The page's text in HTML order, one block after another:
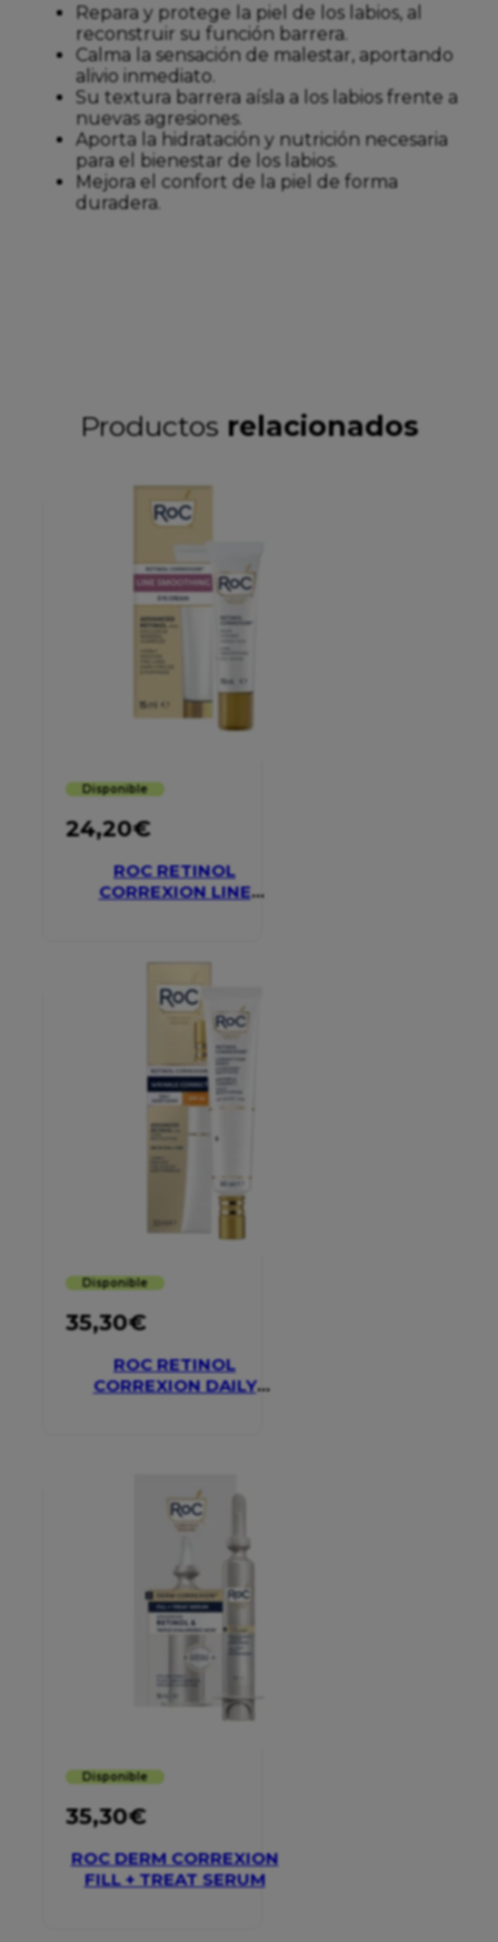
Repara y protege la piel de los labios, al
reconstruir su función barrera.
Calma la sensación de malestar, aportando
alivio inmediato.
Su textura barrera aísla a los labios frente a
nuevas agresiones.
Aporta la hidratación y nutrición necesaria
para el bienestar de los labios.
Mejora el confort de la piel de forma
duradera.
Productos relacionados
Disponible
24,20€
ROC RETINOL
CORREXION LINE
Disponible
35,30€
ROC RETINOL
CORREXION DAILY
Disponible
35,30€
ROC DERM CORREXION
FILL + TREAT SERUM